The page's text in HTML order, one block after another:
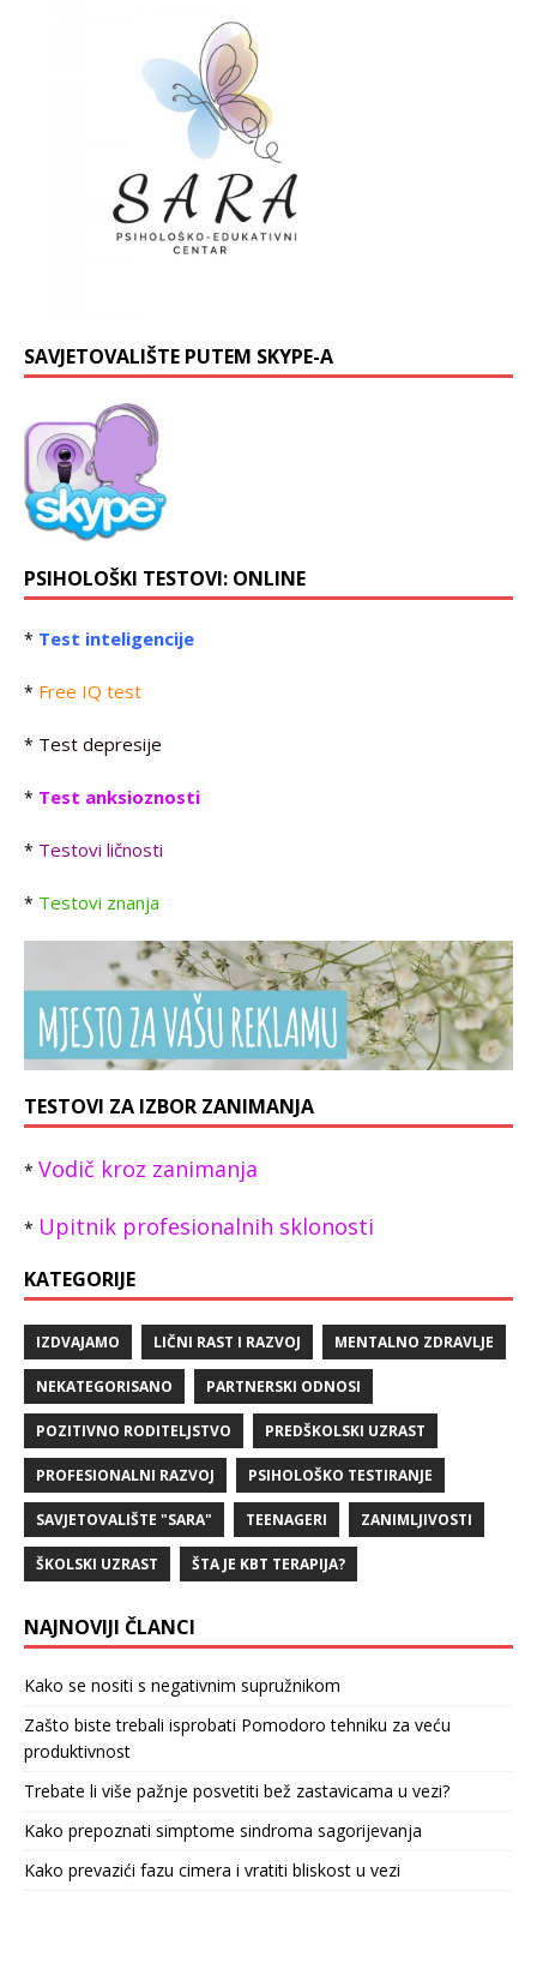
SAVJETOVALIŠTE PUTEM SKYPE-A
PSIHOLOŠKI TESTOVI: ONLINE
* Test inteligencije
* Free IQ test
* Test depresije
* Test anksioznosti
* Testovi ličnosti
* Testovi znanja
TESTOVI ZA IZBOR ZANIMANJA
* Vodič kroz zanimanja
* Upitnik profesionalnih sklonosti
KATEGORIJE
IZDVAJAMO LIČNI RAST I RAZVOJ MENTALNO ZDRAVLJE
NEKATEGORISANO PARTNERSKI ODNOSI
POZITIVNO RODITELJSTVO PREDŠKOLSKI UZRAST
PROFESIONALNI RAZVOJ PSIHOLOŠKO TESTIRANJE
SAVJETOVALIŠTE "SARA" TEENAGERI ZANIMLJIVOSTI
ŠKOLSKI UZRAST ŠTA JE KBT TERAPIJA?
NAJNOVIJI ČLANCI
Kako se nositi s negativnim supružnikom
Zašto biste trebali isprobati Pomodoro tehniku za veću
produktivnost
Trebate li više pažnje posvetiti bež zastavicama u vezi?
Kako prepoznati simptome sindroma sagorijevanja
Kako prevazići fazu cimera i vratiti bliskost u vezi